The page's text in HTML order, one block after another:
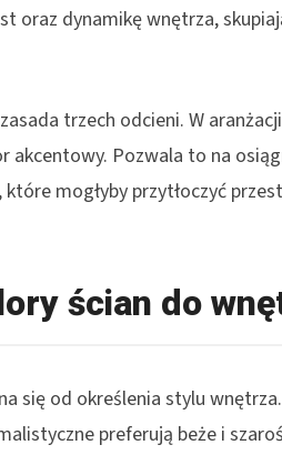
oraz dynamikę wnętrza,
trzech odcieni. W
akcentowy. Pozwala to na
mogłyby przytłoczyć
ścian do
się od określenia stylu
preferują beże i